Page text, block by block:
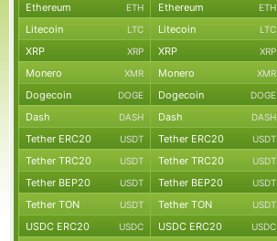
Ethereum ETH Ethereum ETH
Litecoin LTC Litecoin LTC
XRP XRP XRP XRP
Monero XMR Monero XMR
Dogecoin DOGE Dogecoin DOGE
Dash DASH Dash DASH
Tether ERC20 USDT Tether ERC20 USDT
Tether TRC20 USDT Tether TRC20 USDT
Tether BEP20 USDT Tether BEP20 USDT
Tether TON USDT Tether TON USDT
USDC ERC20 USDC USDC ERC20 USDC